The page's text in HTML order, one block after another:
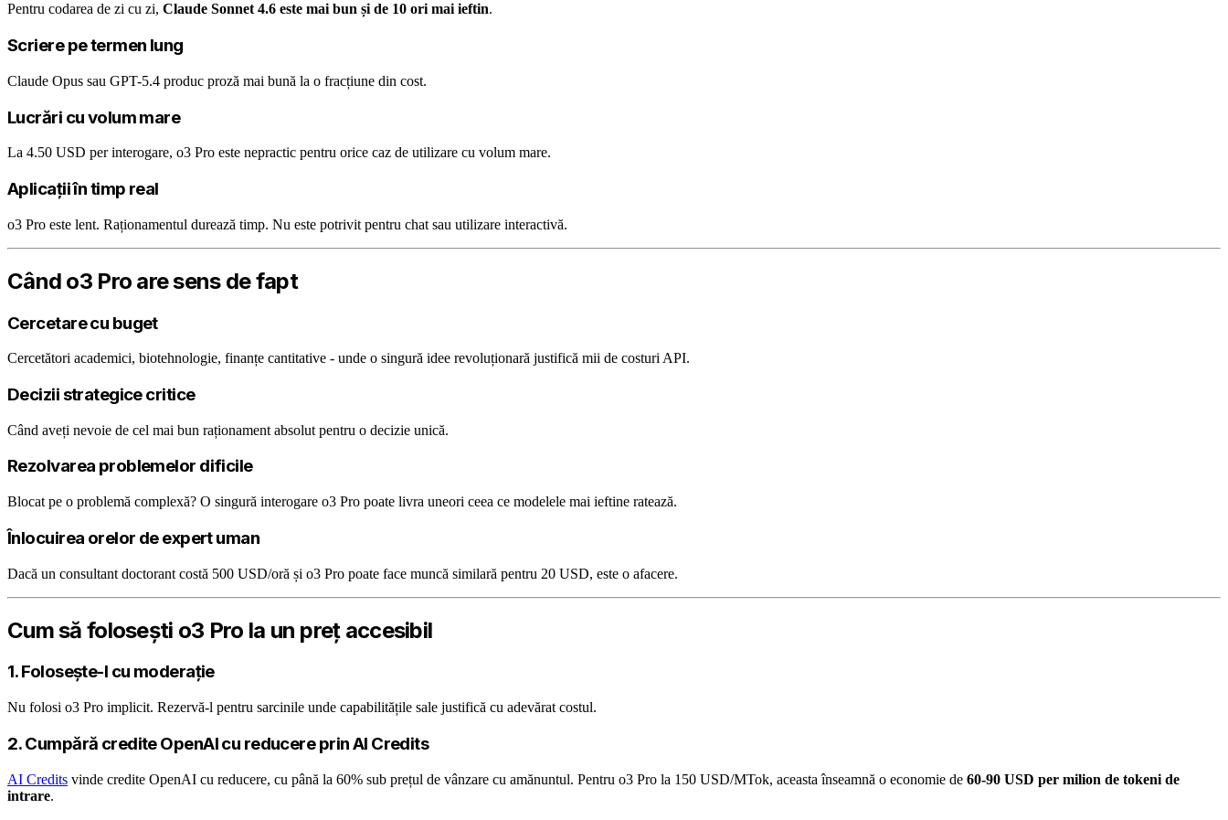
Pentru codarea de zi cu zi, Claude Sonnet 4.6 este mai bun și de 10 ori mai ieftin.
Scriere pe termen lung
Claude Opus sau GPT-5.4 produc proză mai bună la o fracțiune din cost.
Lucrări cu volum mare
La 4.50 USD per interogare, o3 Pro este nepractic pentru orice caz de utilizare cu volum mare.
Aplicații în timp real
o3 Pro este lent. Raționamentul durează timp. Nu este potrivit pentru chat sau utilizare interactivă.
Când o3 Pro are sens de fapt
Cercetare cu buget
Cercetători academici, biotehnologie, finanțe cantitative - unde o singură idee revoluționară justifică mii de costuri API.
Decizii strategice critice
Când aveți nevoie de cel mai bun raționament absolut pentru o decizie unică.
Rezolvarea problemelor dificile
Blocat pe o problemă complexă? O singură interogare o3 Pro poate livra uneori ceea ce modelele mai ieftine ratează.
Înlocuirea orelor de expert uman
Dacă un consultant doctorant costă 500 USD/oră și o3 Pro poate face muncă similară pentru 20 USD, este o afacere.
Cum să folosești o3 Pro la un preț accesibil
1. Folosește-l cu moderație
Nu folosi o3 Pro implicit. Rezervă-l pentru sarcinile unde capabilitățile sale justifică cu adevărat costul.
2. Cumpără credite OpenAI cu reducere prin AI Credits
AI Credits vinde credite OpenAI cu reducere, cu până la 60% sub prețul de vânzare cu amănuntul. Pentru o3 Pro la 150 USD/MTok, aceasta înseamnă o economie de 60-90 USD per milion de tokeni de
intrare.